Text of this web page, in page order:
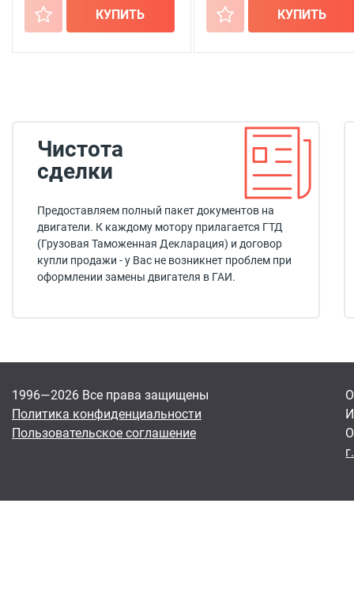
+ КУПИТЬ + КУПИТЬ
Чистота
сделки
Предоставляем полный пакет документов на
двигатели. К каждому мотору прилагается ГТД
(Грузовая Таможенная Декларация) и договор
купли продажи - у Вас не возникнет проблем при
оформлении замены двигателя в ГАИ.
1996—2026 Все права защищены
Политика конфиденциальности
Пользовательское соглашение